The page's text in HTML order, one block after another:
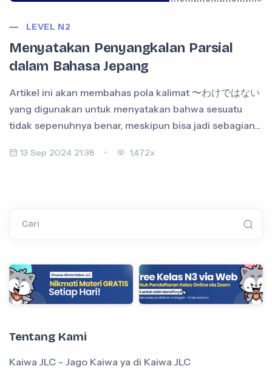
LEVEL N2
Menyatakan Penyangkalan Parsial
dalam Bahasa Jepang
Artikel ini akan membahas pola kalimat 〜わけではない
yang digunakan untuk menyatakan bahwa sesuatu
tidak sepenuhnya benar, meskipun bisa jadi sebagian...
13 Sep 2024 21:38 1,472x
Cari
Tentang Kami
Kaiwa JLC - Jago Kaiwa ya di Kaiwa JLC